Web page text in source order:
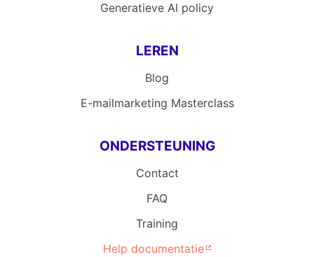
Generatieve AI policy
LEREN
Blog
E-mailmarketing Masterclass
ONDERSTEUNING
Contact
FAQ
Training
Help documentatie